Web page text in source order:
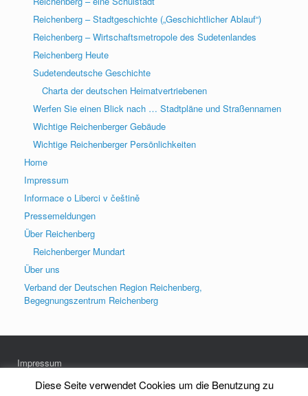
Reichenberg – Stadtgeschichte („Geschichtlicher Ablauf“)
Reichenberg – Wirtschaftsmetropole des Sudetenlandes
Reichenberg Heute
Sudetendeutsche Geschichte
Charta der deutschen Heimatvertriebenen
Werfen Sie einen Blick nach … Stadtpläne und Straßennamen
Wichtige Reichenberger Gebäude
Wichtige Reichenberger Persönlichkeiten
Home
Impressum
Informace o Liberci v češtině
Pressemeldungen
Über Reichenberg
Reichenberger Mundart
Über uns
Verband der Deutschen Region Reichenberg,
Begegnungszentrum Reichenberg
Impressum
Datenschutz
Diese Seite verwendet Cookies um die Benutzung zu